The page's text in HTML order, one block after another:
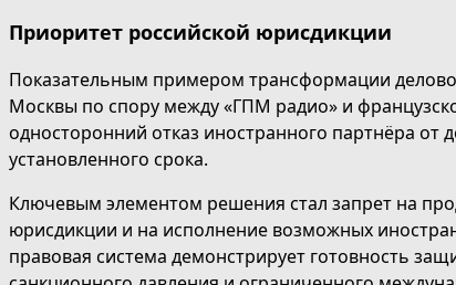
Приоритет российской юрисдикции
Показательным примером трансформации
Москвы по спору между «ГПМ радио» и
односторонний отказ иностранного партнёра от
установленного срока.
Ключевым элементом решения стал запрет на
юрисдикции и на исполнение возможных
правовая система демонстрирует готовность